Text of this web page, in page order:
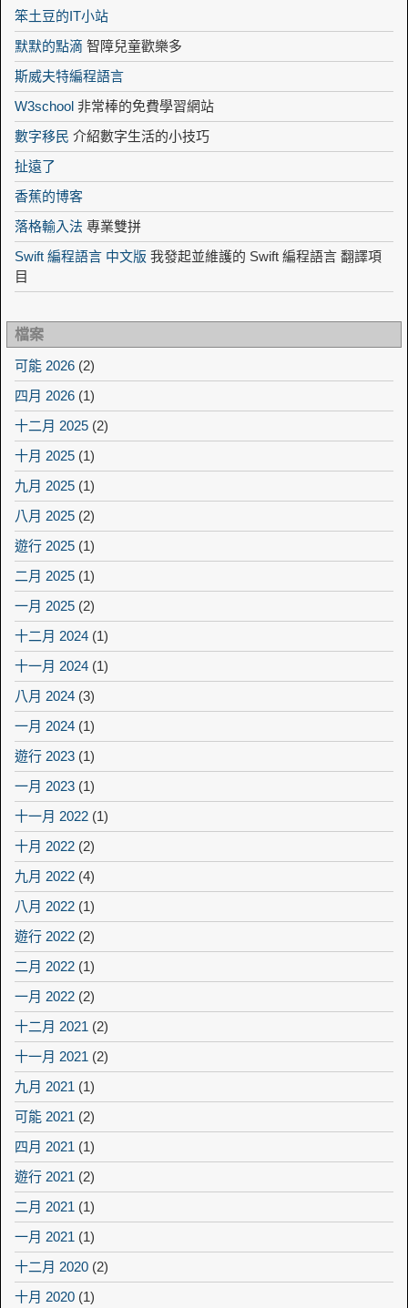
笨土豆的IT小站
默默的點滴 智障兒童歡樂多
斯威夫特編程語言
W3school 非常棒的免費學習網站
數字移民 介紹數字生活的小技巧
扯遠了
香蕉的博客
落格輸入法 專業雙拼
Swift 編程語言 中文版 我發起並維護的 Swift 編程語言 翻譯項
目
檔案
可能 2026 (2)
四月 2026 (1)
十二月 2025 (2)
十月 2025 (1)
九月 2025 (1)
八月 2025 (2)
遊行 2025 (1)
二月 2025 (1)
一月 2025 (2)
十二月 2024 (1)
十一月 2024 (1)
八月 2024 (3)
一月 2024 (1)
遊行 2023 (1)
一月 2023 (1)
十一月 2022 (1)
十月 2022 (2)
九月 2022 (4)
八月 2022 (1)
遊行 2022 (2)
二月 2022 (1)
一月 2022 (2)
十二月 2021 (2)
十一月 2021 (2)
九月 2021 (1)
可能 2021 (2)
四月 2021 (1)
遊行 2021 (2)
二月 2021 (1)
一月 2021 (1)
十二月 2020 (2)
十月 2020 (1)